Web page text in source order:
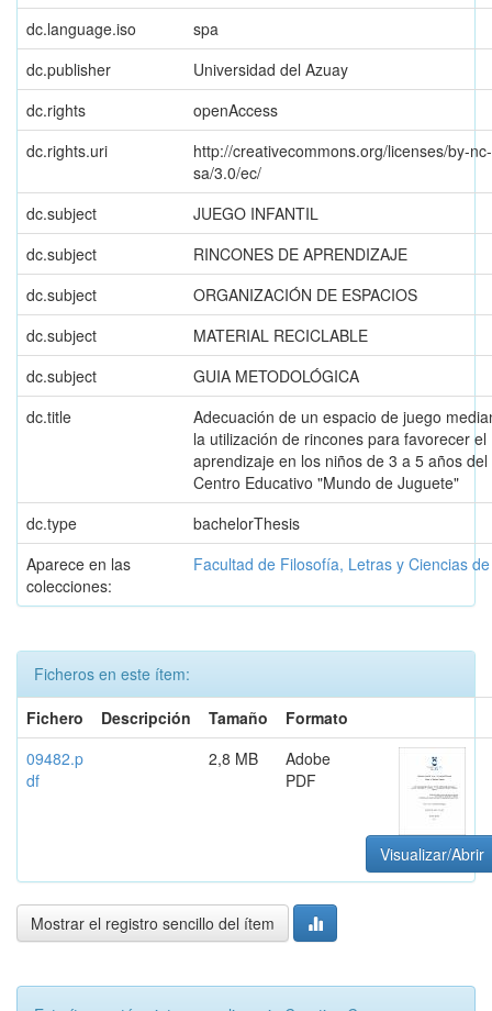
dc.language.iso
spa
dc.publisher
Universidad del Azuay
dc.rights
openAccess
dc.rights.uri
http://creativecommons.org/licenses/by-nc-
sa/3.0/ec/
dc.subject
JUEGO INFANTIL
dc.subject
RINCONES DE APRENDIZAJE
dc.subject
ORGANIZACIÓN DE ESPACIOS
dc.subject
MATERIAL RECICLABLE
dc.subject
GUIA METODOLÓGICA
dc.title
Adecuación de un espacio de juego
la utilización de rincones para favorecer el
aprendizaje en los niños de 3 a 5 años del
Centro Educativo "Mundo de Juguete"
dc.type
bachelorThesis
Aparece en las
colecciones:
Facultad de Filosofía, Letras y Ciencias
Ficheros en este ítem:
Fichero
Descripción Tamaño
Formato
09482.p
df
2,8 MB
Adobe
PDF
Visualizar/Abrir
Mostrar el registro sencillo del ítem